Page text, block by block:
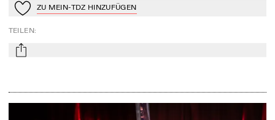
Zu Mein-TdZ hinzufügen
ZU MEIN-TDZ HINZUFÜGEN
TEILEN:
mail